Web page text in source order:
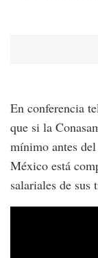
En conferencia
que si la
mínimo antes
México está
salariales de sus